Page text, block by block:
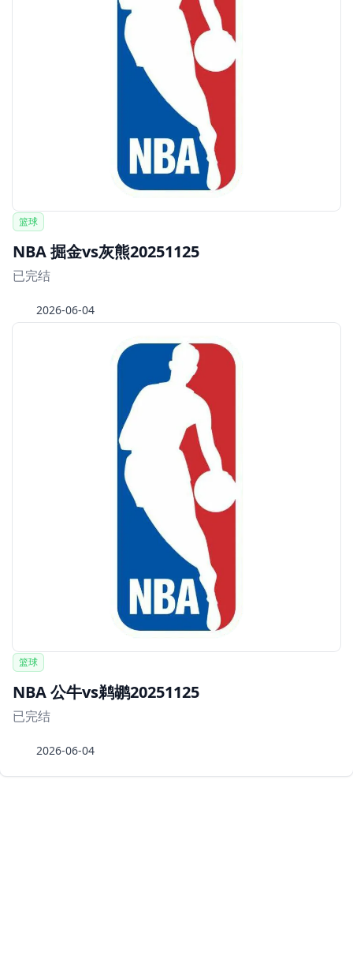
篮球
NBA 掘金vs灰熊20251125
已完结
2026-06-04
篮球
NBA 公牛vs鹈鹕20251125
已完结
2026-06-04